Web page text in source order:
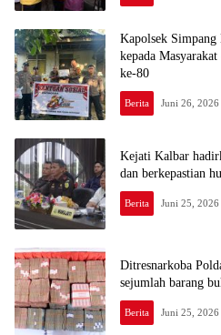
Kapolsek Simpang
kepada
ke-80
Berita Juni 26, 2026
Kejati Kalbar
dan berkepastian
Berita Juni 25, 2026
Ditresnarkoba
sejumlah barang
Berita Juni 25, 2026